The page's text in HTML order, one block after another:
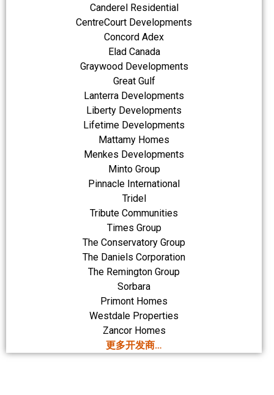
Canderel Residential
CentreCourt Developments
Concord Adex
Elad Canada
Graywood Developments
Great Gulf
Lanterra Developments
Liberty Developments
Lifetime Developments
Mattamy Homes
Menkes Developments
Minto Group
Pinnacle International
Tridel
Tribute Communities
Times Group
The Conservatory Group
The Daniels Corporation
The Remington Group
Sorbara
Primont Homes
Westdale Properties
Zancor Homes
更多开发商…